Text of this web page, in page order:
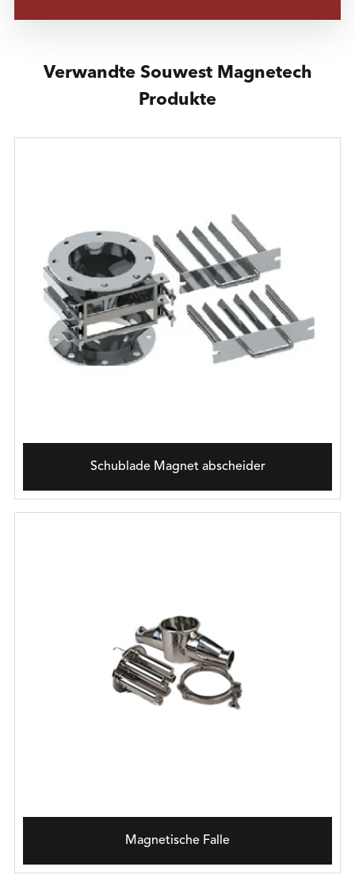
Verwandte Souwest Magnetech
Produkte
Schublade Magnet abscheider
Magnetische Falle